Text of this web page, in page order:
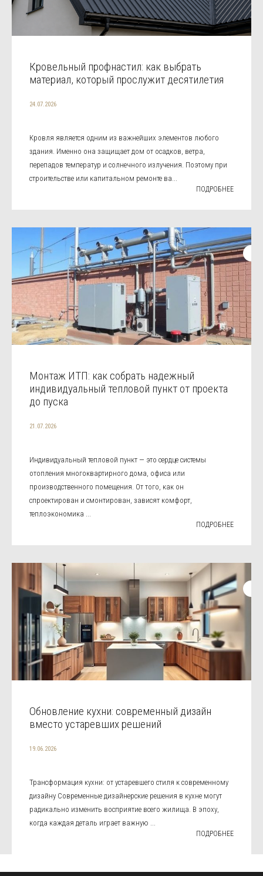
Кровельный профнастил: как выбрать
материал, который прослужит десятилетия
24.07.2026
Кровля является одним из важнейших элементов любого
здания. Именно она защищает дом от осадков, ветра,
перепадов температур и солнечного излучения. Поэтому при
строительстве или капитальном ремонте ва...
ПОДРОБНЕЕ
Монтаж ИТП: как собрать надежный
индивидуальный тепловой пункт от проекта
до пуска
21.07.2026
Индивидуальный тепловой пункт — это сердце системы
отопления многоквартирного дома, офиса или
производственного помещения. От того, как он
спроектирован и смонтирован, зависят комфорт,
теплоэкономика ...
ПОДРОБНЕЕ
Обновление кухни: современный дизайн
вместо устаревших решений
19.06.2026
Трансформация кухни: от устаревшего стиля к современному
дизайну Современные дизайнерские решения в кухне могут
радикально изменить восприятие всего жилища. В эпоху,
когда каждая деталь играет важную ...
ПОДРОБНЕЕ